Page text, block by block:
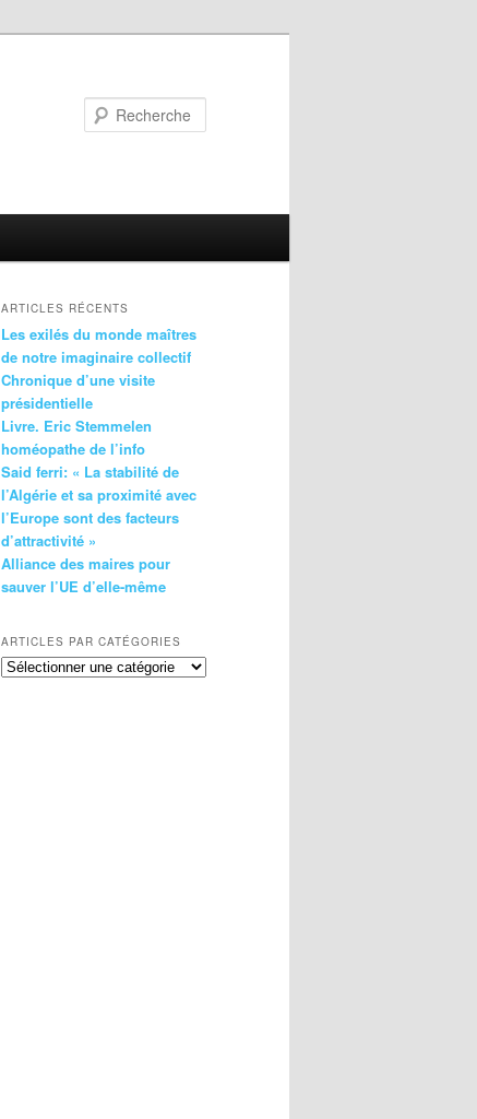
ARTICLES RÉCENTS
Les exilés du monde maîtres
de notre imaginaire collectif
Chronique d’une visite
présidentielle
Livre. Eric Stemmelen
homéopathe de l’info
Said ferri: « La stabilité de
l’Algérie et sa proximité avec
l’Europe sont des facteurs
d’attractivité »
Alliance des maires pour
sauver l’UE d’elle-même
ARTICLES PAR CATÉGORIES
Articles